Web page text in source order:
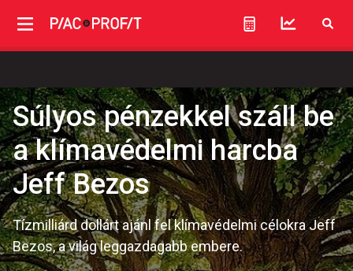
Súlyos pénzekkel száll be
a klímavédelmi harcba
Jeff Bezos
Tízmilliárd dollárt ajánl fel klímavédelmi célokra Jeff
Bezos, a világ leggazdagabb embere.